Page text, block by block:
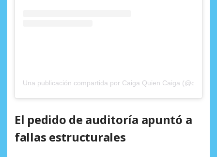
Una publicación compartida por Caiga Quien Caiga
El pedido de auditoría apuntó a
fallas estructurales